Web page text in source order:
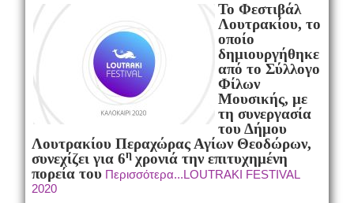
Το Φεστιβάλ
Λουτρακίου, το
οποίο
δημιουργήθηκε
από το Σύλλογο
Φίλων
Μουσικής, με
τη συνεργασία
του Δήμου
Λουτρακίου Περαχώρας Αγίων Θεοδώρων,
συνεχίζει για 6ηχρονιά την επιτυχημένη
πορεία του Περισσότερα...LOUTRAKI FESTIVAL
2020